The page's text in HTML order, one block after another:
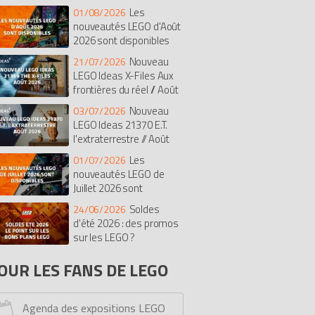
Botanicals
Super Mario
des Caraïbes
The Batman Movie
Buildings Collection
Jones
Duplo
The LEGO Movie
Chima Saisonnier
Castle
Knights
Ghostbusters
Stranger Things
Le Hobbit
Hidden Side
Overwatch
Fortnite Pirates
Simpsons
1 (F1)
Monkie Kid
Avatar
doo
One Piece
Story
Tortues Ninja
Unikitty
Functions
Monster Fighters
Factory
Dreamzzz
Kingdoms
Bob l'éponge
Serious Play
Sketches
Mindstorms
Dino
01/08/2026 Les
nouveautés LEGO d'Août
2026 sont disponibles
21/07/2026 Nouveau
LEGO Ideas X-Files Aux
frontières du réel // Août
03/07/2026 Nouveau
LEGO Ideas 21370 E.T.
l'extraterrestre // Août
01/07/2026 Les
nouveautés LEGO de
Juillet 2026 sont
24/06/2026 Soldes
d'été 2026 : des promos
sur les LEGO ?
LES FANS DE LEGO
Agenda des expositions LEGO